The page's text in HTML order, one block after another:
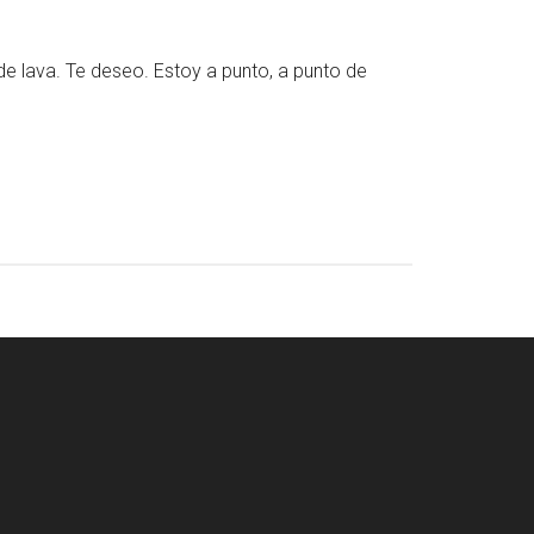
lava. Te deseo. Estoy a punto, a punto de